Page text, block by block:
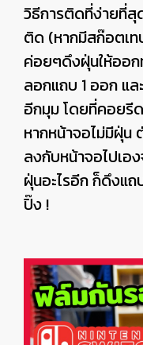
วิธีการติดที่ง่ายที่สุ
ติด (หากมีสก๊อตเ
ค่อยๆดึงฝุ่นให้ออก
ลอกแถบ 1 ออก แ
อีกมุม โดยที่คอยรี
หากหน้าจอไม่มีฝุ่
ลงกับหน้าจอไปเอ
ฝุ่นอะไรอีก ก็ดึงแถ
ปิ๊ง !